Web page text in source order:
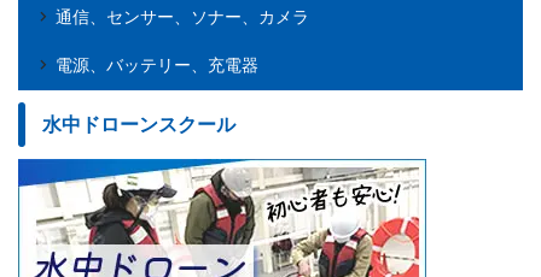
通信、センサー、ソナー、カメラ
電源、バッテリー、充電器
水中ドローンスクール